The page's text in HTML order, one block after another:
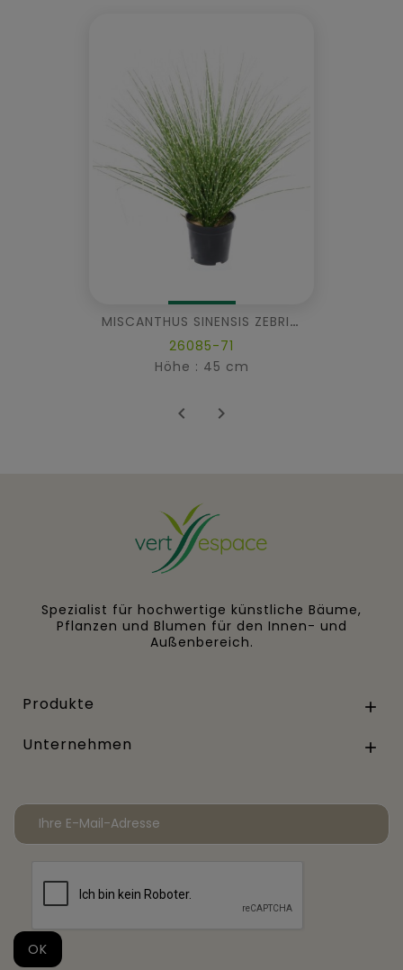
MISCANTHUS SINENSIS ZEBRINA
26085-71
Höhe : 45 cm
 
Spezialist für hochwertige künstliche Bäume,
Pflanzen und Blumen für den Innen- und
Außenbereich.
Produkte 
Unternehmen 